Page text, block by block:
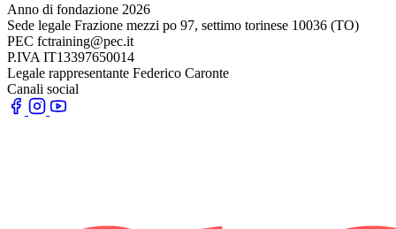
Anno di fondazione 2026
Sede legale Frazione mezzi po 97, settimo torinese 10036 (TO)
PEC fctraining@pec.it
P.IVA IT13397650014
Legale rappresentante Federico Caronte
Canali social